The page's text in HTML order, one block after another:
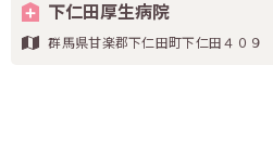
下仁田厚生病院
群馬県甘楽郡下仁田町下仁田４０９